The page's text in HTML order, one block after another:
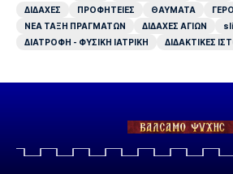
ΔΙΔΑΧΕΣ
ΠΡΟΦΗΤΕΙΕΣ ΘΑΥΜΑΤΑ
ΝΕΑ ΤΑΞΗ ΠΡΑΓΜΑΤΩΝ
ΔΙΔΑΧΕΣ ΑΓΙΩΝ
ΔΙΑΤΡΟΦΗ - ΦΥΣΙΚΗ ΙΑΤΡΙΚΗ
ΔΙΔΑΚΤΙΚΕΣ